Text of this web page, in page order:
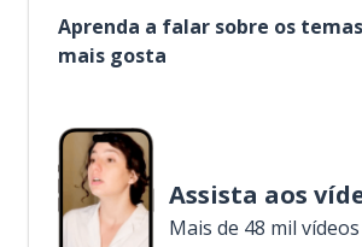
Aprenda a falar sobre os
mais gosta
Assista aos
Mais de 48 mil